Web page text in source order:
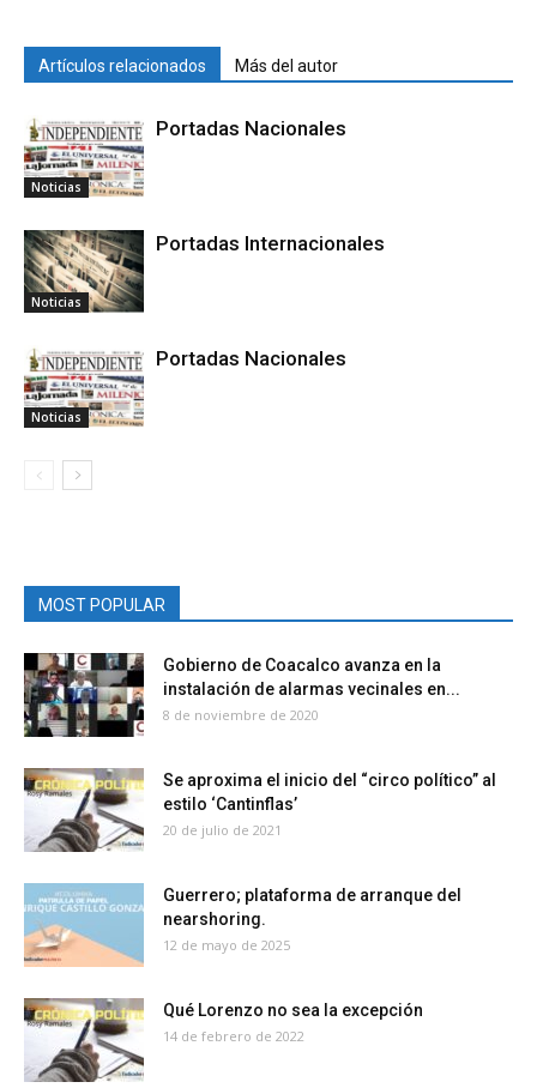
Artículos relacionados Más del autor
Noticias
Portadas Nacionales
Noticias
Portadas Internacionales
Noticias
Portadas Nacionales
MOST POPULAR
Gobierno de Coacalco avanza en la
instalación de alarmas vecinales en...
8 de noviembre de 2020
Se aproxima el inicio del “circo político” al
estilo ‘Cantinflas’
20 de julio de 2021
Guerrero; plataforma de arranque del
nearshoring.
12 de mayo de 2025
Qué Lorenzo no sea la excepción
14 de febrero de 2022